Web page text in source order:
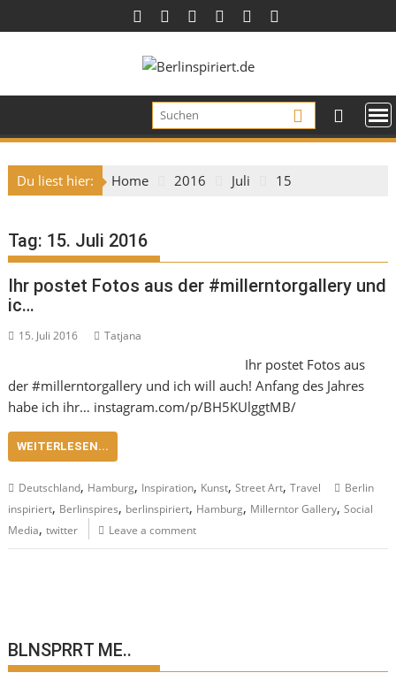
to
Du liest hier: Home 2016 Juli 15
Tag: 15. Juli 2016
Ihr postet Fotos aus der #millerntorgallery und
ic…
15. Juli 2016 Tatjana
Ihr postet Fotos aus
der #millerntorgallery und ich will auch! Anfang des Jahres
habe ich ihr… instagram.com/p/BH5KUlggtMB/
WEITERLESEN...
Deutschland, Hamburg, Inspiration, Kunst,Street Art,Travel
Berlin
inspiriert, Berlinspires, berlinspiriert, Hamburg, Millerntor Gallery,Social
Media,twitter Leave a comment
BLNSPRRT ME..